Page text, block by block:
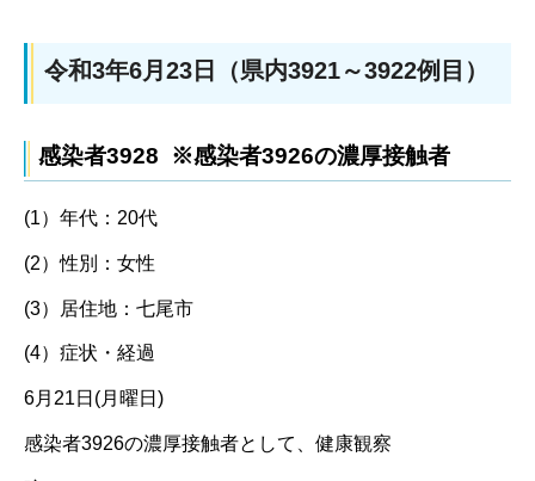
令和3年6月23日（県内3921～3922例目）
感染者3928 ※感染者3926の濃厚接触者
(1）年代：20代
(2）性別：女性
(3）居住地：七尾市
(4）症状・経過
6月21日(月曜日)
感染者3926の濃厚接触者として、健康観察